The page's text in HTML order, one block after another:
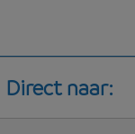
Direct naar: